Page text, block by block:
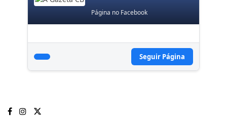
Página no Facebook
Seguir Página